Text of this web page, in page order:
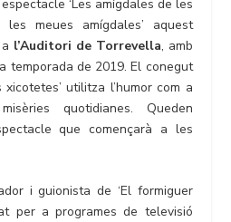
‘Les amígdales de les
meues amígdales’ aquest
a l’Auditori de Torrevella, amb
temporada de 2019. El conegut
utilitza l’humor com a
quotidianes. Queden
que començarà a les
i guionista de ‘El formiguer
per a programes de televisió